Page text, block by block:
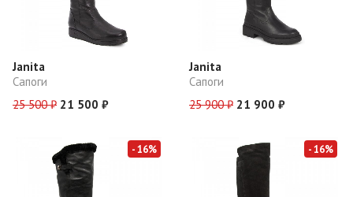
Janita
Сапоги
25 500 ₽ 21 500 ₽
Janita
Сапоги
25 900 ₽ 21 900 ₽
- 16% - 16%